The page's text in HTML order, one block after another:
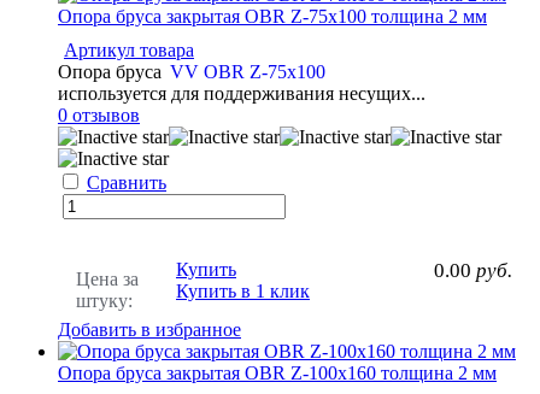
Опора бруса закрытая OBR Z-75x100 толщина 2 мм
Артикул товара
VV OBR Z-75x100
Опора бруса
используется для поддерживания несущих...
0 отзывов
Сравнить
Цена за
штуку:
0.00 руб.
Купить
Купить в 1 клик
Добавить в избранное
Опора бруса закрытая OBR Z-100х160 толщина 2 мм